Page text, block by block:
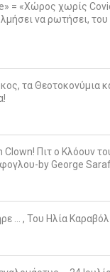
= «Χώρος χωρίς
να ρωτήσει,
τα Θεοτοκονύμια
Πιτ ο Κλόουν
by George
… , Του Ηλία